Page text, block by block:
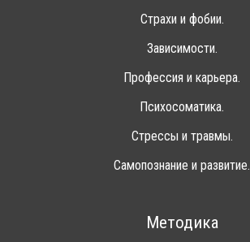
Страхи и фобии.
Зависимости.
Профессия и карьера.
Психосоматика.
Стрессы и травмы.
Самопознание и развитие.
Методика